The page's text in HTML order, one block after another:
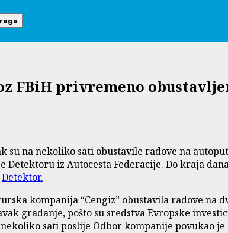
FBiH privremeno
su na nekoliko sati obustavile radove na
Detektoru iz Autocesta Federacije. Do kraja
Detektor.
kompanija “Cengiz” obustavila radove
gradanje, pošto su sredstva Evropske
sati poslije Odbor kompanije povukao